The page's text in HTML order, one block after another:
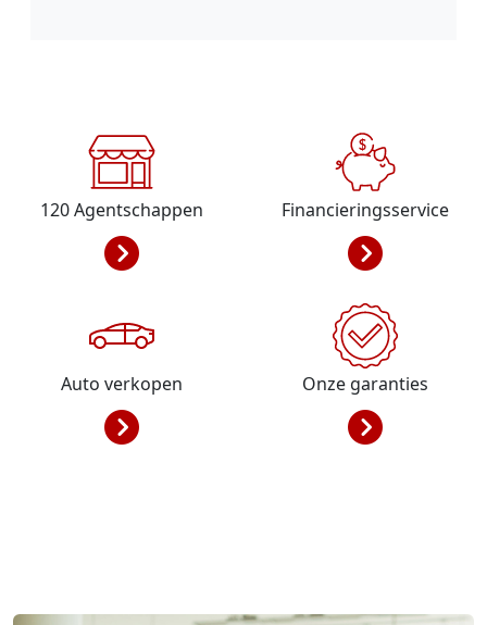
120Agentschappen Financieringsservice
Auto verkopen Onze garanties